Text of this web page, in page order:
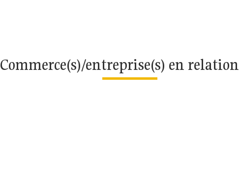
Commerce(s)/entreprise(s) en